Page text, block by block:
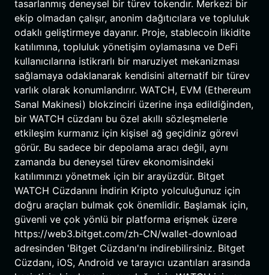
tasarlanmış deneysel bir türev tokendır. Merkezi bir
ekip olmadan çalışır, anonim dağıtıcılara ve topluluk
odaklı geliştirmeye dayanır. Proje, stablecoin likidite
katılımına, topluluk yönetişim oylamasına ve DeFi
kullanıcılarına istikrarlı bir maruziyet mekanizması
sağlamaya odaklanarak kendisini alternatif bir türev
varlık olarak konumlandırır. WATCH, EVM (Ethereum
Sanal Makinesi) blokzinciri üzerine inşa edildiğinden,
bir WATCH cüzdanı bu özel akıllı sözleşmelerle
etkileşim kurmanız için kişisel ağ geçidiniz görevi
görür. Bu sadece bir depolama aracı değil, aynı
zamanda bu deneysel türev ekonomisindeki
katılımınızı yönetmek için bir arayüzdür. Bitget
WATCH Cüzdanını İndirin Kripto yolculuğunuz için
doğru araçları bulmak çok önemlidir. Başlamak için,
güvenli ve çok yönlü bir platforma erişmek üzere
https://web3.bitget.com/zh-CN/wallet-download
adresinden 'Bitget Cüzdanı'nı indirebilirsiniz. Bitget
Cüzdanı, iOS, Android ve tarayıcı uzantıları arasında